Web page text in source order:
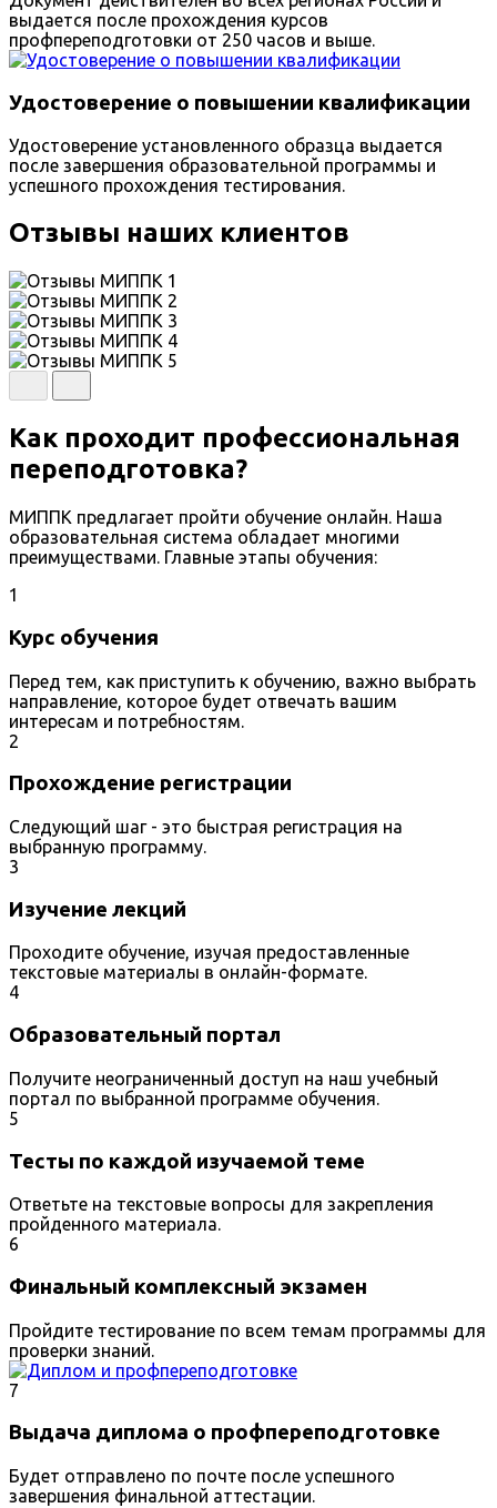
выдается после прохождения курсов
профпереподготовки от 250 часов и выше.
Удостоверение о повышении квалификации
Удостоверение установленного образца выдается
после завершения образовательной программы и
успешного прохождения тестирования.
Отзывы наших клиентов
Как проходит профессиональная
переподготовка?
МИППК предлагает пройти обучение онлайн. Наша
образовательная система обладает многими
преимуществами. Главные этапы обучения:
1
Курс обучения
Перед тем, как приступить к обучению, важно выбрать
направление, которое будет отвечать вашим
интересам и потребностям.
2
Прохождение регистрации
Следующий шаг - это быстрая регистрация на
выбранную программу.
3
Изучение лекций
Проходите обучение, изучая предоставленные
текстовые материалы в онлайн-формате.
4
Образовательный портал
Получите неограниченный доступ на наш учебный
портал по выбранной программе обучения.
5
Тесты по каждой изучаемой теме
Ответьте на текстовые вопросы для закрепления
пройденного материала.
6
Финальный комплексный экзамен
Пройдите тестирование по всем темам программы для
проверки знаний.
7
Выдача диплома о профпереподготовке
Будет отправлено по почте после успешного
завершения финальной аттестации.